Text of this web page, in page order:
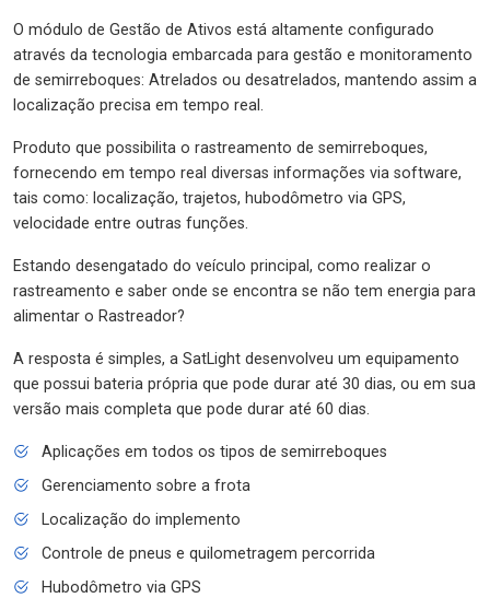
O módulo de Gestão de Ativos está altamente configurado
através da tecnologia embarcada para gestão e monitoramento
de semirreboques: Atrelados ou desatrelados, mantendo assim a
localização precisa em tempo real.
Produto que possibilita o rastreamento de semirreboques,
fornecendo em tempo real diversas informações via software,
tais como: localização, trajetos, hubodômetro via GPS,
velocidade entre outras funções.
Estando desengatado do veículo principal, como realizar o
rastreamento e saber onde se encontra se não tem energia para
alimentar o Rastreador?
A resposta é simples, a SatLight desenvolveu um equipamento
que possui bateria própria que pode durar até 30 dias, ou em sua
versão mais completa que pode durar até 60 dias.
Aplicações em todos os tipos de semirreboques
Gerenciamento sobre a frota
Localização do implemento
Controle de pneus e quilometragem percorrida
Hubodômetro via GPS